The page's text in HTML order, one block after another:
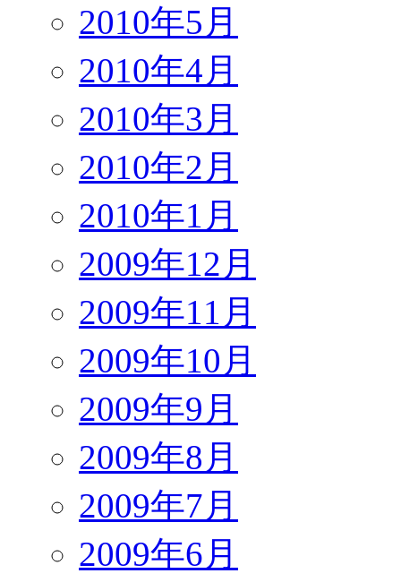
2010年5月
2010年4月
2010年3月
2010年2月
2010年1月
2009年12月
2009年11月
2009年10月
2009年9月
2009年8月
2009年7月
2009年6月